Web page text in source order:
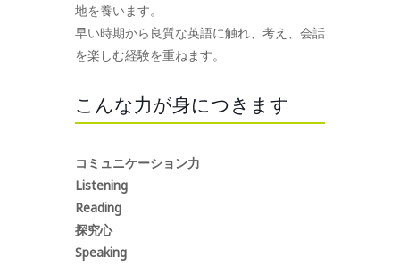
地を養います。
早い時期から良質な英語に触れ、考え、会話
を楽しむ経験を重ねます。
こんな力が身につきます
コミュニケーション力
Listening
Reading
探究心
Speaking